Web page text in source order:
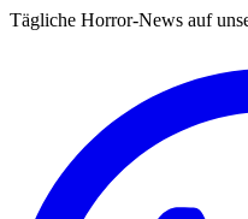
Tägliche Horror-News auf